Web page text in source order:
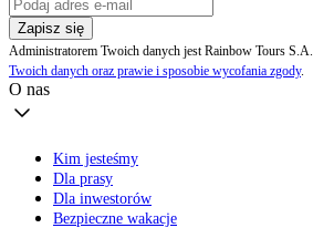
Zapisz się
Administratorem Twoich danych jest Rainbow Tours S.A.
Twoich danych oraz prawie i sposobie wycofania zgody.
O nas
Kim jesteśmy
Dla prasy
Dla inwestorów
Bezpieczne wakacje